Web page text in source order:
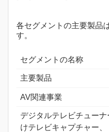
各セグメントの主要製品
す。
セグメントの名称
主要製品
AV関連事業
デジタルテレビチュー
けテレビキャプチャー、